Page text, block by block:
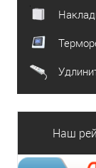
Наш